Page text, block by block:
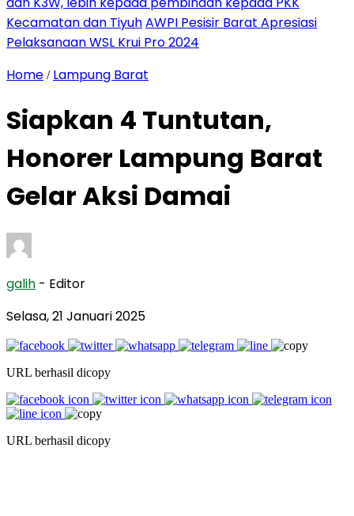
Kecamatan dan TiyuhAWPI Pesisir Barat Apresiasi
Pelaksanaan WSL Krui Pro 2024
Home / Lampung Barat
Siapkan 4 Tuntutan,
Honorer Lampung Barat
Gelar Aksi Damai
galih - Editor
Selasa, 21 Januari 2025
URL berhasil dicopy
URL berhasil dicopy